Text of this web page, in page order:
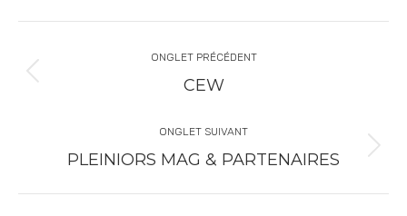
ONGLET PRÉCÉDENT
CEW
ONGLET SUIVANT
PLEINIORS MAG & PARTENAIRES